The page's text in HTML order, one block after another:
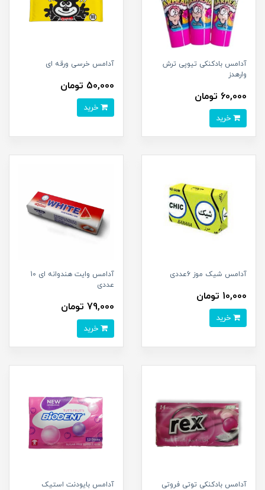
آدامس بادکنکی تیوپی ترش
وارهدز
60,000 تومان
آدامس خرسی ورقه ای
50,000 تومان
آدامس شیک موز 6عددی
10,000 تومان
آدامس وایت هندوانه ای 10
عددی
79,000 تومان
آدامس بادکنکی توتی فروتی
آدامس بایودنت استیک